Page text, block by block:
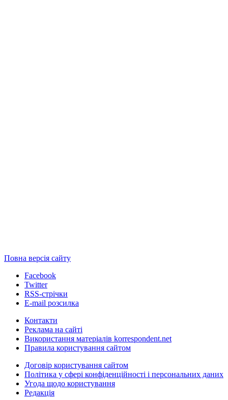
Повна версія сайту
Facebook
Twitter
RSS-стрічки
E-mail розсилка
Контакти
Реклама на сайті
Використання матеріалів korrespondent.net
Правила користування сайтом
Договір користування сайтом
Політика у сфері конфіденційності і персональних даних
Угода щодо користування
Редакція